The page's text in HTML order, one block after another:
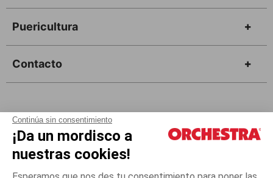
Continúa sin consentimiento
¡Da un mordisco a
nuestras cookies!
Puericultura
Contacto
Tarjeta Regalo